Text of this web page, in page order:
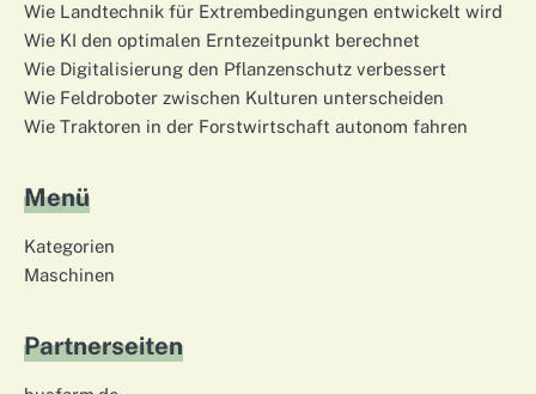
Wie Landtechnik für Extrembedingungen entwickelt wird
Wie KI den optimalen Erntezeitpunkt berechnet
Wie Digitalisierung den Pflanzenschutz verbessert
Wie Feldroboter zwischen Kulturen unterscheiden
Wie Traktoren in der Forstwirtschaft autonom fahren
Menü
Kategorien
Maschinen
Partnerseiten